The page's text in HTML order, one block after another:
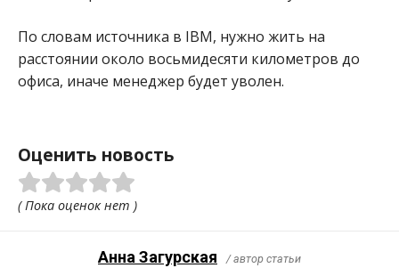
По словам источника в IBM, нужно жить на
расстоянии около восьмидесяти километров до
офиса, иначе менеджер будет уволен.
Оценить новость
( Пока оценок нет )
Анна Загурская / автор статьи